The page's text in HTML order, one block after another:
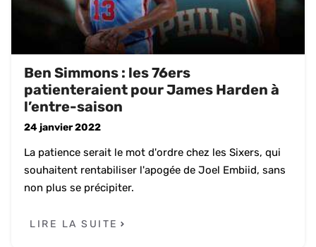
Ben Simmons : les 76ers
patienteraient pour James Harden à
l’entre-saison
24 janvier 2022
La patience serait le mot d'ordre chez les Sixers, qui
souhaitent rentabiliser l'apogée de Joel Embiid, sans
non plus se précipiter.
LIRE LA SUITE